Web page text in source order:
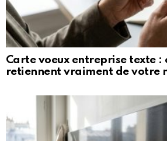
Carte voeux entreprise texte :
retiennent vraiment de votre